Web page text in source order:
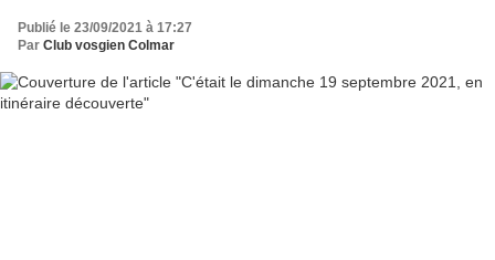
Publié le 23/09/2021 à 17:27
Par Club vosgien Colmar